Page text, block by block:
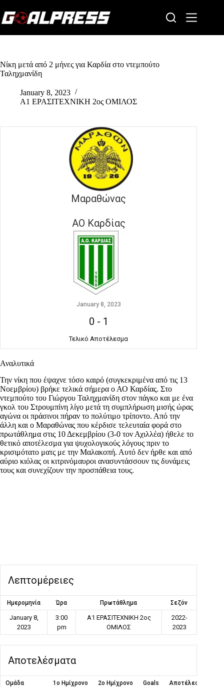
to
content
Νίκη μετά από 2 μήνες για Καρδία στο ντεμπούτο
Ταληχμανίδη
January 8, 2023
Α1 ΕΡΑΣΙΤΕΧΝΙΚΗ 2ος ΟΜΙΛΟΣ
Μαραθώνας
ΑΟ Καρδίας
January 8, 2023
0 - 1
Τελικό Αποτέλεσμα
Αναλυτικά
Την νίκη που έψαχνε τόσο καιρό (συγκεκριμένα από τις 13
Νοεμβρίου) βρήκε τελικά σήμερα ο ΑΟ Καρδίας. Στο
ντεμπούτο του Γιώργου Ταληχμανίδη στον πάγκο και με ένα
γκολ του Στρουμπίνη λίγο μετά τη συμπλήρωση μισής ώρας
αγώνα οι πράσινοι πήραν το πολύτιμο τρίποντο. Από την
άλλη και ο Μαραθώνας που κέρδισε τελευταία φορά στο
πρωτάθλημα στις 10 Δεκεμβρίου (3-0 τον Αχιλλέα) ήθελε το
θετικό αποτέλεσμα για ψυχολογικούς λόγους πριν το
κρισιμότατο ματς με την Μαλακοπή. Αυτό δεν ήρθε και από
αύριο κιόλας οι κιτρινόμαυροι ανασυντάσσουν τις δυνάμεις
τους και συνεχίζουν την προσπάθεια τους.
Λεπτομέρειες
Ημερομηνία Ώρα Πρωτάθλημα Σεζόν
January 8,
2023
3:00
pm
Α1 ΕΡΑΣΙΤΕΧΝΙΚΗ 2ος
ΟΜΙΛΟΣ
2022-
2023
Αποτελέσματα
Ομάδα 1ο Ημίχρονο 2ο Ημίχρονο Goals Αποτέλεσμα